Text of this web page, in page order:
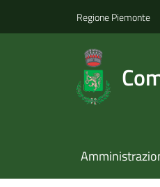
Regione Piemonte